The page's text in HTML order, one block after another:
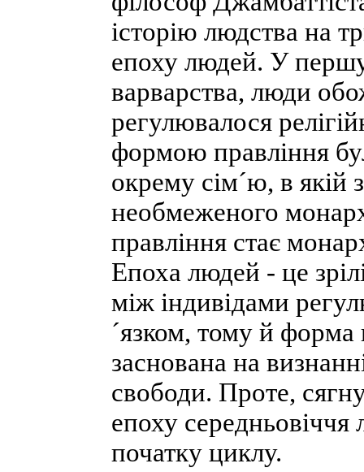
історію людства на
епоху людей. У
варварства, люди
регулювалося
формою правління
окрему сім´ю, в якій
необмеженого
правління стає
Епоха людей - це
між індивідами
´язком, тому й форма
заснована на
свободи. Проте,
епоху
початку циклу.